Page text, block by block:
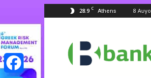
28.9 C Athens 8